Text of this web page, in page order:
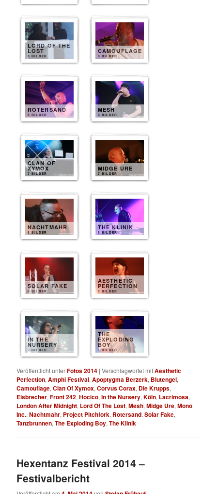
LORD OF THE
LOST
9 BILDER
CAMOUFLAGE
8 BILDER
ROTERSAND
8 BILDER
MESH
8 BILDER
CLAN OF
XYMOX
7 BILDER
MIDGE URE
7 BILDER
NACHTMAHR
6 BILDER
THE KLINIK
6 BILDER
SOLAR FAKE
5 BILDER
AESTHETIC
PERFECTION
5 BILDER
IN THE
NURSERY
5 BILDER
THE
EXPLODING
BOY
5 BILDER
Veröffentlicht unterFotos 2014 |Verschlagwortet mitAesthetic
Perfection,Amphi Festival,Apoptygma Berzerk, Blutengel,
Camouflage,Clan Of Xymox,Corvus Corax, Die Krupps,
Eisbrecher,Front 242,Hocico,In the Nursery,Köln, Lacrimosa,
London After Midnight, Lord Of The Lost,Mesh,Midge Ure,Mono
Inc.,Nachtmahr, Project Pitchfork, Rotersand,Solar Fake,
Tanzbrunnen,The Exploding Boy,The Klinik
Hexentanz Festival 2014 –
Festivalbericht